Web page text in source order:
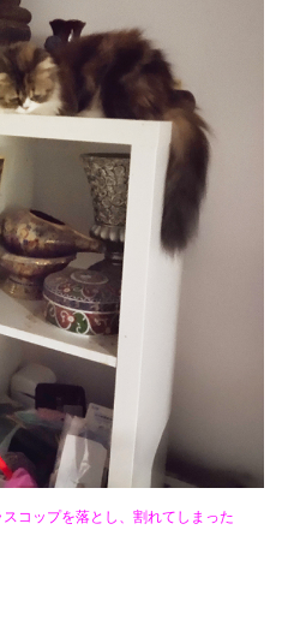
コップを落とし、割れてしまった